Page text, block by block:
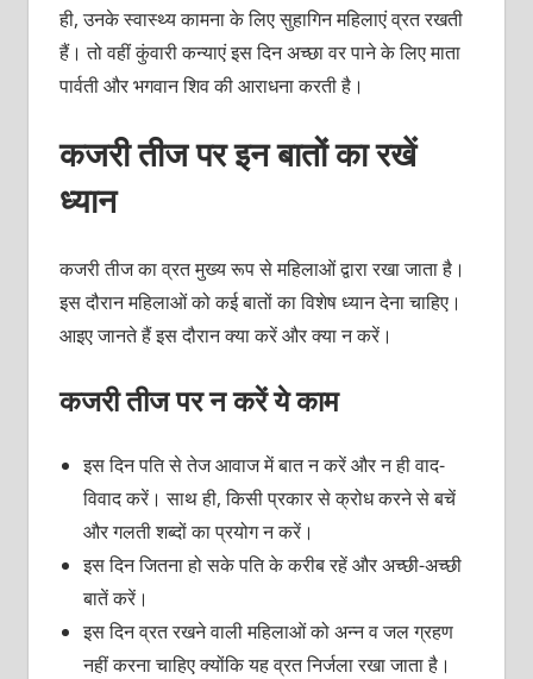
ही, उनके स्वास्थ्य कामना के लिए सुहागिन महिलाएं व्रत रखती
हैं। तो वहीं कुंवारी कन्याएं इस दिन अच्छा वर पाने के लिए माता
पार्वती और भगवान शिव की आराधना करती है।
कजरी तीज पर इन बातों का रखें
ध्यान
कजरी तीज का व्रत मुख्य रूप से महिलाओं द्वारा रखा जाता है।
इस दौरान महिलाओं को कई बातों का विशेष ध्यान देना चाहिए।
आइए जानते हैं इस दौरान क्या करें और क्या न करें।
कजरी तीज पर न करें ये काम
इस दिन पति से तेज आवाज में बात न करें और न ही वाद-
विवाद करें। साथ ही, किसी प्रकार से क्रोध करने से बचें
और गलती शब्दों का प्रयोग न करें।
इस दिन जितना हो सके पति के करीब रहें और अच्छी-अच्छी
बातें करें।
इस दिन व्रत रखने वाली महिलाओं को अन्न व जल ग्रहण
नहीं करना चाहिए क्योंकि यह व्रत निर्जला रखा जाता है।